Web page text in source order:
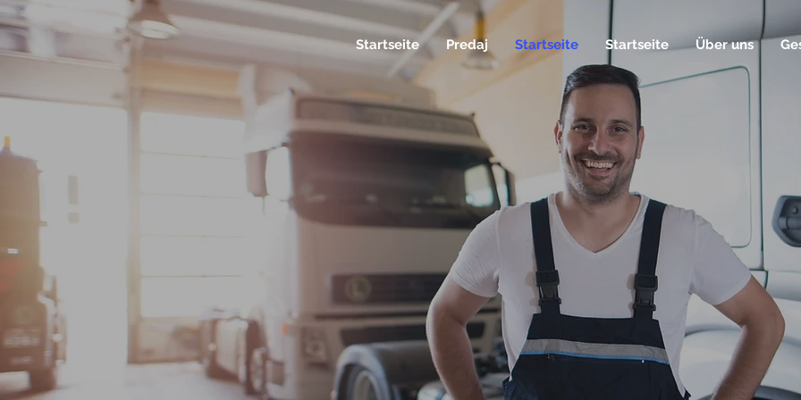
Startseite Predaj Startseite Startseite Über uns
Startseite Predaj Startseite Startseite Über uns